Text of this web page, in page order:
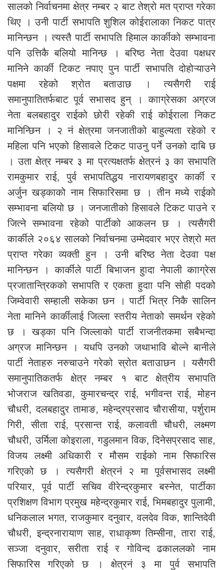
सालको निर्वाचनमा क्षेत्र नम्बर २ बाट तेश्रो मत प्राप्त गरेका
थिए । उनी पार्टी सभापति शुशिल कोईरालाका निकट पात्र
मानिन्छन । त्यस्तै पार्टी सभापति हिमाल कार्कीको सम्भावना
पनि उत्तिकै बलियो मानिन्छ । बरिष्ठ नेता देउवा पक्षधर
मानिने कार्की टिकट नपाए पुन पार्टी सभापति दोहोऱ्याउने
पक्षमा रहेको श्रोत बताउाछ । त्यसैगरी राई
समानुपातितर्फबाट पूर्व सभासद हुन् । कााग्रेसका अग्रज
नेता बलबहादुर राईको छोरी रहेकी राई कोईराला निकट
मानिन्छिन । २ नं क्षेत्रमा जनजातीको बाहुल्यता रहेको र
महिला पनि भएको हिसावले टिकट पाउनु पर्ने उनको दाबि छ
। उता क्षेत्र नम्बर ३ मा प्रत्यक्षतर्फ क्षेत्रनं ३ का सभापति
रामकुमार राई, पुर्व सभापतिद्धय नारायणबहादुर कार्की र
अर्जुन खड्काको नाम सिफारिसमा छ । तीन मध्ये राईको
सम्भावना बलियो छ । जनजातीको हिसावले टिकट पाउने र
जित्ने सम्भावना रहेको पार्टीको आकलन छ । त्यसैगरी
कार्कीले २०६४ सालको निर्वाचनमा उम्मेदवार भएर तेश्रो मत
प्राप्त गरेका व्यक्ती हुन । उनी बरिष्ठ नेता देउवा पक्ष
मानिन्छन । कार्कीले पार्टी बिभाजन हुादा नेपाली कााग्रेस
प्रजातान्त्रिकको सभापति र एकता हुदाा पनि सोही पदको
जिम्वेवारी सम्हाली सकेका छन । पार्टी भित्र निकै सालिन
नेता मानिने कार्कीलाई जिल्ला स्तरीय नेताको समर्थन रहेको
छ । खड्का पनि जिल्लाको पार्टी राजनीतकमा सबैभन्दा
अग्रज मानिन्छन । यधपि उनको जथाभावि बोल्ने बानीले
पार्टी नेताहरु नरुचाउने गरेको स्रोत बताउाछन । यसैगरी
समानुपातिकतर्फ क्षेत्र नम्बर १ बाट क्षेत्रीय सभापति
भोजराज खतिवडा, कुमारचन्द्र राई, भगीवन्त राई, मोहन
चौधरी, दलबहादुर तामाङ, महेन्द्रप्रसाद चौरासीया, पर्शुराम
गिरी, सीता राई, प्रसान्त राई, कलावती चौधरी, लक्ष्मण
चौधरी, उर्मिला कोइराला, गडुलमान विक, दिनेसप्रसाद साह,
विजय लक्ष्मी अधिकारी र मौसम राईको नाम सिफारिस
गरिएको छ । त्यसैगरी क्षेत्रनं २ मा पूर्वसभासद लक्ष्मी
परियार, पूर्व पार्टी सचिव वीरेन्द्रकुमार बस्नेत, पार्टीका
प्रशिक्षण विभाग प्रमुख महेन्द्रकुमार राई, भिमबहादुर पुलामी,
धनिकलाल भगत, राजकुमार दनुवार, वलदेव विक, शान्तिदेवी
चौधरी, इन्द्रनारायाण साह, राधाकृष्ण तिम्सीना, तारा राई,
सञ्जा दनुवार, सरीता राई र गोविन्द ढकाललको नाम
सिफारिस गरिएको छ । क्षेत्रनं ३ मा पुर्व सभापति